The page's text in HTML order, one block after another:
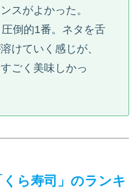
スがよかった。
圧倒的1番。ネタを舌
けていく感じが、
ごく美味しかっ
ら寿司」のランキ